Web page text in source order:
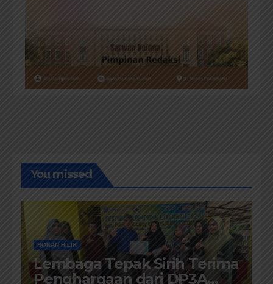
You missed
ROKAN HILIR
Lembaga Tepak Sirih Terima
Penghargaan dari DP3A